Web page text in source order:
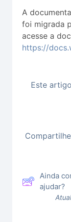
A
foi migrada
acesse a
https://
Este
Ainda
ajudar?